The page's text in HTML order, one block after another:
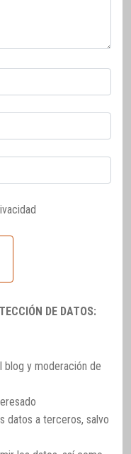
DE DATOS:
blog y moderación de
datos a terceros, salvo